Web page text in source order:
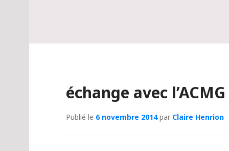
échange avec l’ACMG
Publié le 6 novembre 2014par Claire Henrion